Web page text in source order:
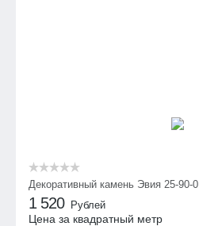
Декоративный камень Эвия 25-90-0
1 520 Рублей
Цена за квадратный метр